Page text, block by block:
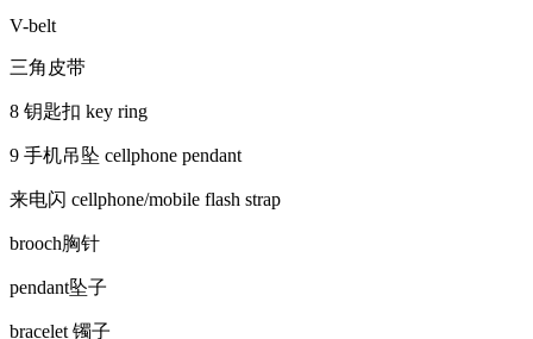
V-belt
三角皮带
8 钥匙扣 key ring
9 手机吊坠 cellphone pendant
来电闪 cellphone/mobile flash strap
brooch胸针
pendant坠子
bracelet 镯子